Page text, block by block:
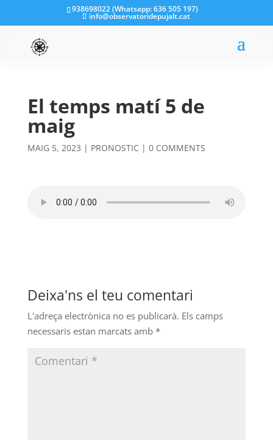
938698022 (Whatsapp: 636 505 197)
info@observatoridepujalt.cat
El temps matí 5 de
maig
MAIG 5, 2023 | PRONOSTIC | 0 COMMENTS
Deixa'ns el teu comentari
L'adreça electrònica no es publicarà. Els camps
necessaris estan marcats amb *